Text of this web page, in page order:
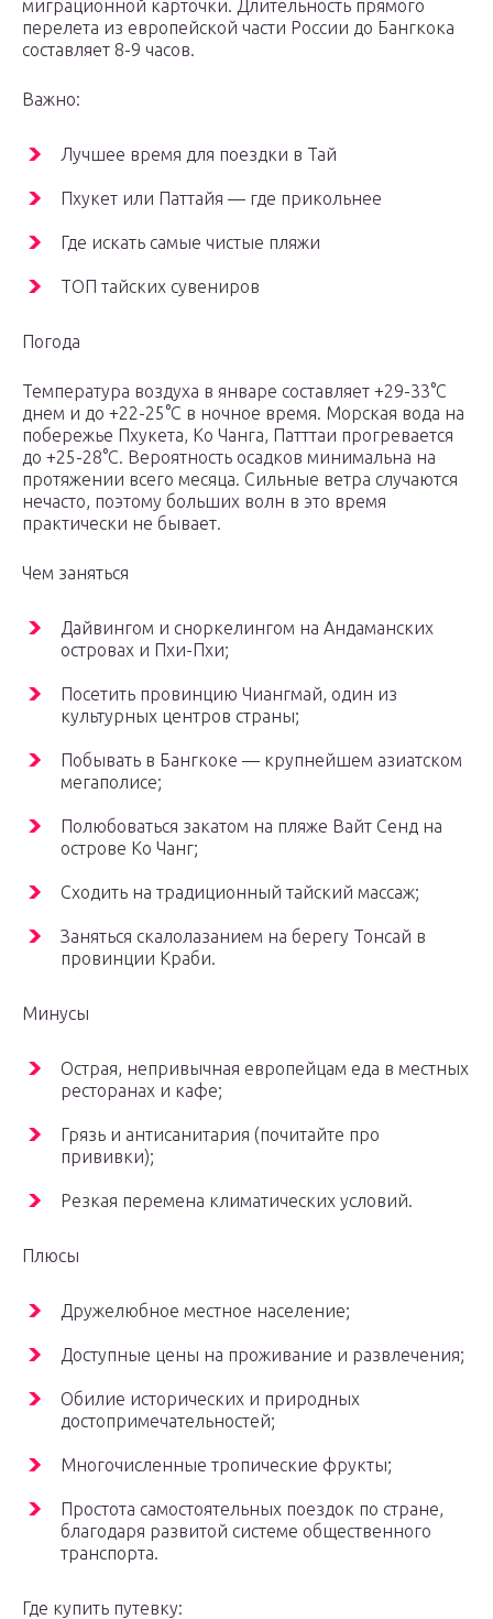
миграционной карточки. Длительность прямого
перелета из европейской части России до Бангкока
составляет 8-9 часов.
Важно:
Лучшее время для поездки в Тай
Пхукет или Паттайя — где прикольнее
Где искать самые чистые пляжи
ТОП тайских сувениров
Погода
Температура воздуха в январе составляет +29-33°C
днем и до +22-25°C в ночное время. Морская вода на
побережье Пхукета, Ко Чанга, Патттаи прогревается
до +25-28°C. Вероятность осадков минимальна на
протяжении всего месяца. Сильные ветра случаются
нечасто, поэтому больших волн в это время
практически не бывает.
Чем заняться
Дайвингом и сноркелингом на Андаманских
островах и Пхи-Пхи;
Посетить провинцию Чиангмай, один из
культурных центров страны;
Побывать в Бангкоке — крупнейшем азиатском
мегаполисе;
Полюбоваться закатом на пляже Вайт Сенд на
острове Ко Чанг;
Сходить на традиционный тайский массаж;
Заняться скалолазанием на берегу Тонсай в
провинции Краби.
Минусы
Острая, непривычная европейцам еда в местных
ресторанах и кафе;
Грязь и антисанитария (почитайте про
прививки);
Резкая перемена климатических условий.
Плюсы
Дружелюбное местное население;
Доступные цены на проживание и развлечения;
Обилие исторических и природных
достопримечательностей;
Многочисленные тропические фрукты;
Простота самостоятельных поездок по стране,
благодаря развитой системе общественного
транспорта.
Где купить путевку: